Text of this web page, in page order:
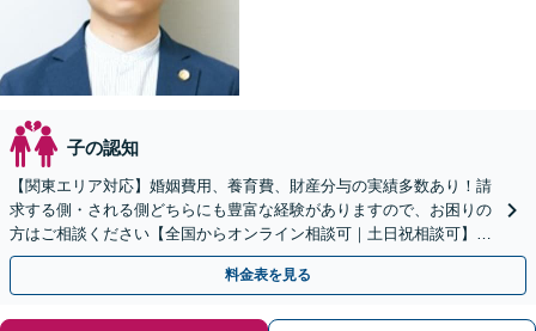
子の認知
【関東エリア対応】婚姻費用、養育費、財産分与の実績多数あり！請
求する側・される側どちらにも豊富な経験がありますので、お困りの
方はご相談ください【全国からオンライン相談可｜土日祝相談可】
【サブスクプランあり／セカンドオピニオン可】
料金表を見る